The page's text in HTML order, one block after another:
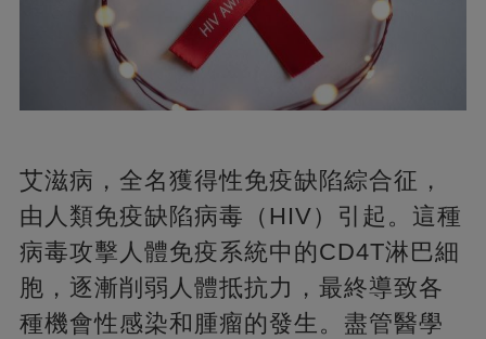
艾滋病，全名獲得性免疫缺陷綜合征，
由人類免疫缺陷病毒（HIV）引起。這種
病毒攻擊人體免疫系統中的CD4T淋巴細
胞，逐漸削弱人體抵抗力，最終導致各
種機會性感染和腫瘤的發生。盡管醫學